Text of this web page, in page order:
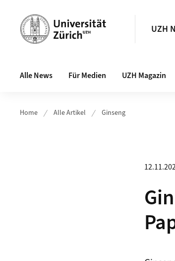
UZH
Alle News Für Medien UZH Magazin
Home Alle Artikel Ginseng